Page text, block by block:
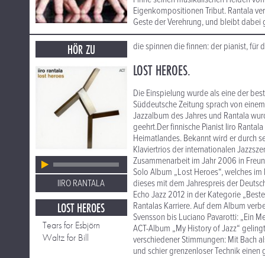
Eigenkompositionen Tribut. Rantala
Geste der Verehrung, und bleibt dabei
HÖR ZU
IIRO RANTALA
LOST HEROES
Tears for Esbjörn
Waltz for Bill
die spinnen die finnen: der pianist, für
LOST HEROES.
Die Einspielung wurde als eine der
Süddeutsche Zeitung sprach von
Jazzalbum des Jahres und Rantala
geehrt.Der finnische Pianist Iiro
Heimatlandes. Bekannt wird er durch
Klaviertrios der internationalen
Zusammenarbeit im Jahr 2006 in
Solo Album „Lost Heroes“, welches
dieses mit dem Jahrespreis der
Echo Jazz 2012 in der Kategorie
Rantalas Karriere. Auf dem Album
Svensson bis Luciano Pavarotti: „Ein
ACT-Album „My History of Jazz“
verschiedener Stimmungen: Mit Bach
und schier grenzenloser Technik